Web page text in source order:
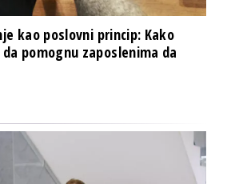
kao poslovni princip: Kako
pomognu zaposlenima da